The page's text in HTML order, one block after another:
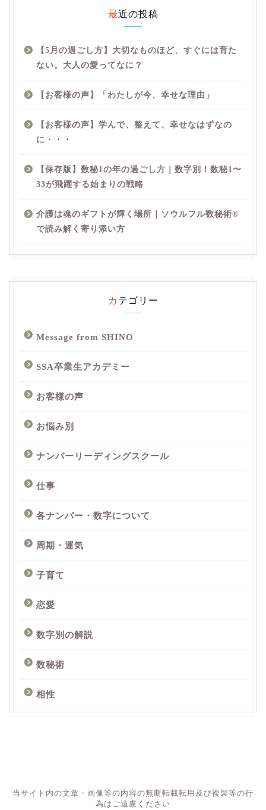
最近の投稿
【5月の過ごし方】大切なものほど、すぐには育た
ない。大人の愛ってなに？
【お客様の声】「わたしが今、幸せな理由」
【お客様の声】学んで、整えて、幸せなはずなの
に・・・
【保存版】数秘1の年の過ごし方｜数字別！数秘1〜
33が飛躍する始まりの戦略
介護は魂のギフトが輝く場所｜ソウルフル数秘術®︎
で読み解く寄り添い方
カテゴリー
Message from SHINO
SSA卒業生アカデミー
お客様の声
お悩み別
ナンバーリーディングスクール
仕事
各ナンバー・数字について
周期・運気
子育て
恋愛
数字別の解説
数秘術
相性
当サイト内の文章・画像等の内容の無断転載転用及び複製等の行
為はご遠慮ください